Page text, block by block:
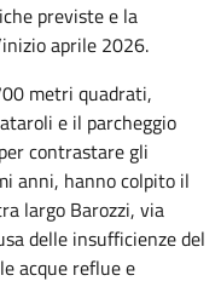
previste e la
aprile 2026.
metri quadrati,
e il parcheggio
contrastare gli
anni, hanno colpito il
largo Barozzi, via
delle insufficienze del
acque reflue e